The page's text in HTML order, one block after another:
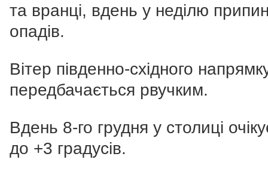
та вранці, вдень у неділю
опадів.
Вітер південно-східного
передбачається рвучким.
Вдень 8-го грудня у столиці
до +3 градусів.